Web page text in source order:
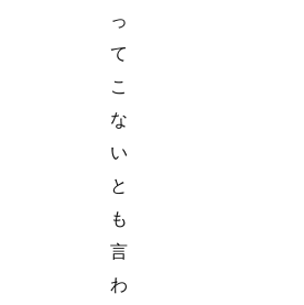
っ
て
こ
な
い
と
も
言
わ